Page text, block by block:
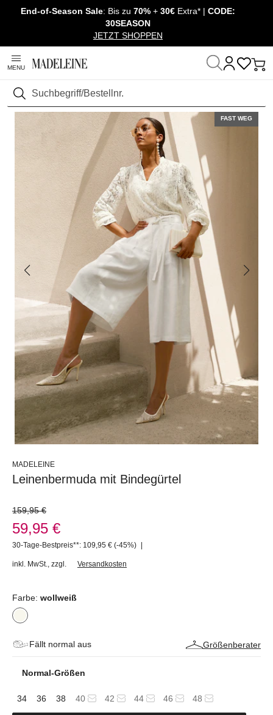
Überspringe Navigation, direkt zum Content
End-of-Season Sale: Bis zu 70% + 30€ Extra* | CODE:
30SEASON
JETZT SHOPPEN
MENU
Suchen
Startseite Mode Hosen
FAST WEG
MADELEINE
Leinenbermuda mit Bindegürtel
159,95 €
59,95 €
30-Tage-Bestpreis**: 109,95 € (-45%) |
inkl. MwSt. zzgl. Versandkosten
Farbe: wollweiß
Fällt normal aus Größenberater
Normal-Größen
34 36 38 40 42 44 46 48